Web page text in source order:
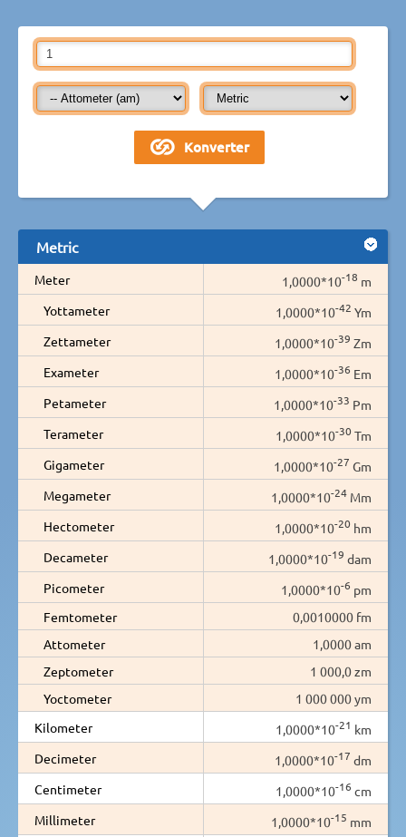
Metric
Meter 1,0000*10-18 m
Yottameter
1,0000*10-42 Ym
Zettameter
1,0000*10-39 Zm
Exameter
1,0000*10-36 Em
Petameter
1,0000*10-33 Pm
Terameter
1,0000*10-30 Tm
Gigameter
1,0000*10-27 Gm
Megameter
1,0000*10-24 Mm
Hectometer
1,0000*10-20 hm
Decameter
1,0000*10-19 dam
Picometer
1,0000*10-6 pm
Femtometer
0,0010000 fm
Attometer
1,0000 am
Zeptometer
1 000,0 zm
Yoctometer
1 000 000 ym
Kilometer
1,0000*10-21 km
Decimeter
1,0000*10-17 dm
Centimeter
1,0000*10-16 cm
Millimeter
1,0000*10-15 mm